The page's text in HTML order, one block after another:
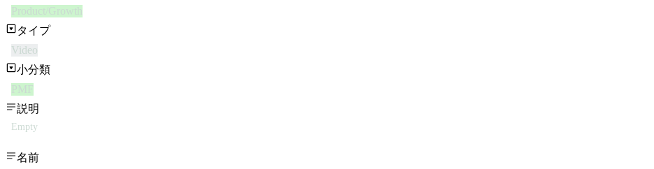
Product/Growth
タイプ
Video
小分類
PMF
説明
Empty
名前